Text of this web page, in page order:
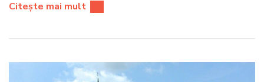
Citește mai mult